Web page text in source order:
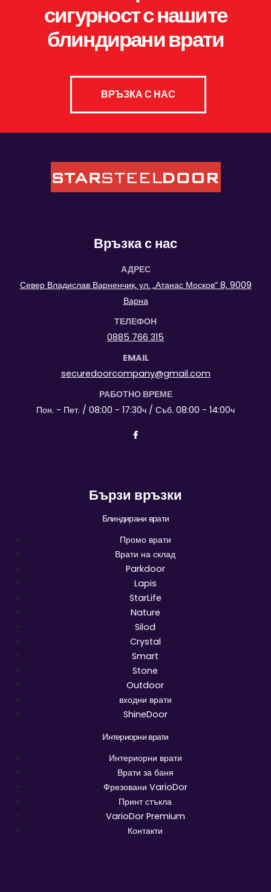
сигурност с нашите
блиндирани врати
ВРЪЗКА С НАС
Връзка с нас
АДРЕС
Север Владислав Варненчик, ул. „Атанас Москов“ 8, 9009
Варна
ТЕЛЕФОН
0885 766 315
EMAIL
securedoorcompany@gmail.com
РАБОТНО ВРЕМЕ
Пон. - Пет. / 08:00 - 17:30ч / Съб. 08:00 - 14:00ч
Бързи връзки
Блиндирани врати
Промо врати
Врати на склад
Parkdoor
Lapis
StarLife
Nature
Silod
Crystal
Smart
Stone
Outdoor
входни врати
ShineDoor
Интериорни врати
Интериорни врати
Врати за баня
Фрезовани VarioDor
Принт стъкла
VarioDor Premium
Контакти